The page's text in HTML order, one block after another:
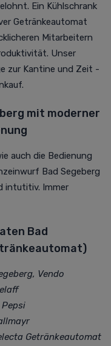
Ein Kühlschrank
Getränkeautomat
Mitarbeitern
Unser
zur Kantine und Zeit -
mit moderner
auch die Bedienung
Bad Segeberg
intutitiv. Immer
Bad
Vendo
Getränkeautomat